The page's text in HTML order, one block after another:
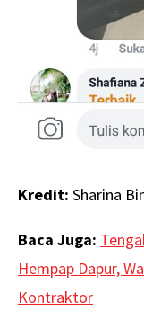
Kredit: Sharina
Baca Juga:
Hempap Dapur,
Kontraktor